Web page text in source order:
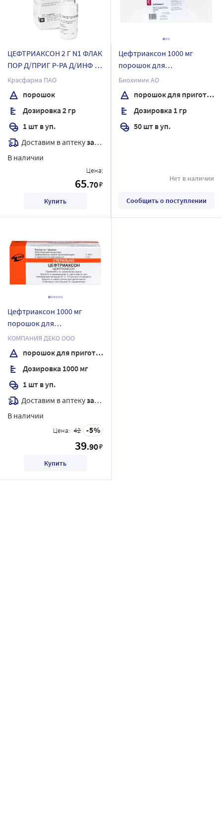
ЦЕФТРИАКСОН 2 Г N1 ФЛАК
ПОР Д/ПРИГ Р-РА Д/ИНФ /
КРАСФАРМА
Красфарма ПАО
порошок
Дозировка 2 гр
1 шт в уп.
Доставим в аптекузавтра
В наличии
Цена:
65.70₽
Купить
Цефтриаксон 1000 мг
порошок для
приготовления раствора
для внутривенного и
внутримышечного
введения флакон 50 шт.
комплектность флакон
Биохимик АО
порошок для приготовления раствора для внутривенного и внутримышечного введения
Дозировка 1 гр
50 шт в уп.
Нет в наличии
Сообщить о поступлении
Цефтриаксон 1000 мг
порошок для
приготовления раствора
для внутривенного и
внутримышечного
введения флакон 1 шт.
КОМПАНИЯ ДЕКО ООО
порошок для приготовления раствора для внутривенного и внутримышечного введения
Дозировка 1000 мг
1 шт в уп.
Доставим в аптекузавтра
В наличии
Цена: 42 5
39.90₽
Купить